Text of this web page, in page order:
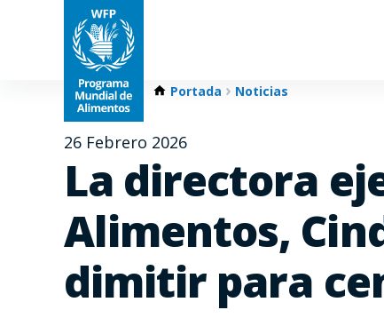
Portada Noticias
26 Febrero 2026
La directora
Alimentos,
dimitir para